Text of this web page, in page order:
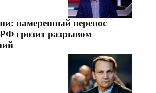
намеренный перенос
РФ грозит разрывом